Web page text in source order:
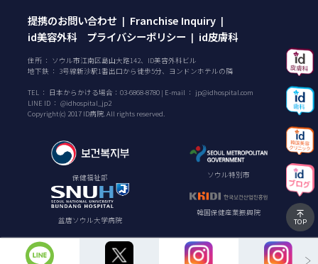
提携のお問い合わせ | Franchise Inquiry |
id美容外科 プライバシーポリシー | id皮膚科
住所 ： ソウル市江南区島山大路142、ID美容外科ビル
地下鉄 ： 3号線新沙駅1番出口から徒歩5分、ヨンドンホテルの隣
TEL ： 日本からかける場合： 03-6868-8780 | E-mail ： jp@idhospital.com
LINE ID ： @idhospital_jp2
Copyright(c) 2017 ID病院. All rights reserved.
保健福祉部 ソウル特別市
盆唐ソウル大学病院
韓国保健産業振興院
TOP